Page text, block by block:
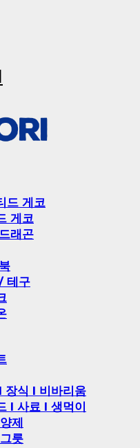
드 게코
게코
래곤
테구
장식 l 비바리움
l 사료 l 생먹이
제
릇